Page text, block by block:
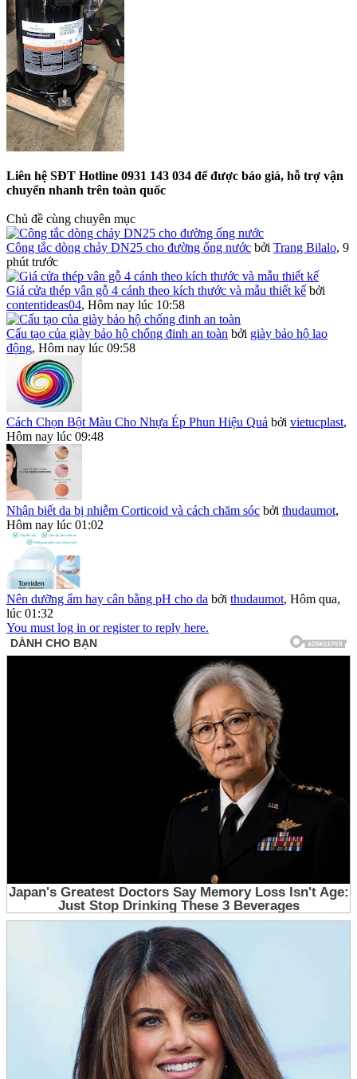
Liên hệ SĐT Hotline 0931 143 034 để được báo giá, hỗ trợ vận
chuyển nhanh trên toàn quốc
Chủ đề cùng chuyên mục
Công tắc dòng chảy DN25 cho đường ống nước bởi Trang Bilalo, 9
phút trước
Giá cửa thép vân gỗ 4 cánh theo kích thước và mẫu thiết kế bởi
contentideas04, Hôm nay lúc 10:58
Cấu tạo của giày bảo hộ chống đinh an toàn bởi giày bảo hộ lao
động, Hôm nay lúc 09:58
Cách Chọn Bột Màu Cho Nhựa Ép Phun Hiệu Quả bởi vietucplast,
Hôm nay lúc 09:48
Nhận biết da bị nhiễm Corticoid và cách chăm sóc bởi thudaumot,
Hôm nay lúc 01:02
Nên dưỡng ẩm hay cân bằng pH cho da bởi thudaumot, Hôm qua,
lúc 01:32
You must log in or register to reply here.